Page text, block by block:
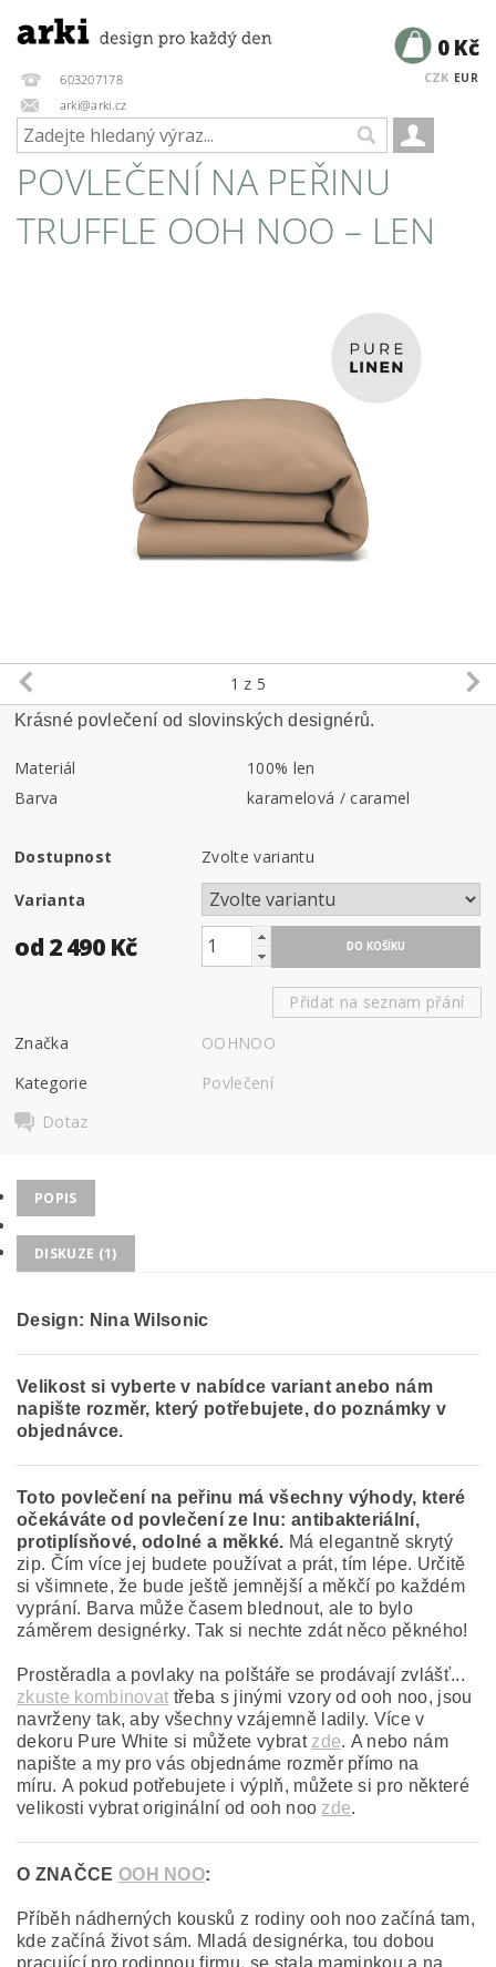
603207178
arki@arki.cz
CZK EUR
0 Kč
POVLEČENÍ NA PEŘINU
TRUFFLE OOH NOO – LEN
1 z 5
Krásné povlečení od slovinských designérů.
Materiál
100% len
Barva
karamelová / caramel
Dostupnost Zvolte variantu
Varianta
od 2 490 Kč
Přidat na seznam přání
Značka
OOHNOO
Kategorie
Povlečení
Dotaz
POPIS
DISKUZE (1)
Design: Nina Wilsonic
Velikost si vyberte v nabídce variant anebo nám
napište rozměr, který potřebujete, do poznámky v
objednávce.
Toto povlečení na peřinu má všechny výhody, které
očekáváte od povlečení ze lnu: antibakteriální,
protiplísňové, odolné a měkké. Má elegantně skrytý
zip. Čím více jej budete používat a prát, tím lépe. Určitě
si všimnete, že bude ještě jemnější a měkčí po každém
vyprání. Barva může časem blednout, ale to bylo
záměrem designérky. Tak si nechte zdát něco pěkného!
Prostěradla a povlaky na polštáře se prodávají zvlášť...
zkuste kombinovat třeba s jinými vzory od ooh noo, jsou
navrženy tak, aby všechny vzájemně ladily. Více v
dekoru Pure White si můžete vybrat zde. A nebo nám
napište a my pro vás objednáme rozměr přímo na
míru. A pokud potřebujete i výplň, můžete si pro některé
velikosti vybrat originální od ooh noo zde.
O ZNAČCE OOH NOO:
Příběh nádherných kousků z rodiny ooh noo začíná tam,
kde začíná život sám. Mladá designérka, tou dobou
pracující pro rodinnou firmu, se stala maminkou a na